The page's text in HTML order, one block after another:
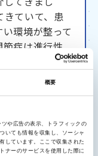
概要
や広告の表示、トラフィックの
いても情報を収集し、ソーシャ
しています。ここで収集された
ナーのサービスを使用した際に
きていて、患
環境が整って
症は進行性
療を先延ばし
を行うこと
が広がって
ずはご自身
ょう。